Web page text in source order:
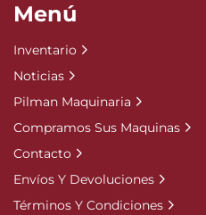
Menú
Inventario
Noticias
Pilman Maquinaria
Compramos Sus Maquinas
Contacto
Envíos Y Devoluciones
Términos Y Condiciones